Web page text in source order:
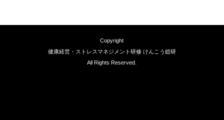
Copyright
健康経営・ストレスマネジメント研修 けんこう総研
All Rights Reserved.